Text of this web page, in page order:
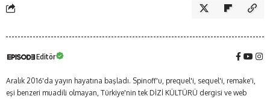
Editör
Aralık 2016'da yayın hayatına başladı. Spinoff'u, prequel'i, sequel'i, remake'i,
eşi benzeri muadili olmayan, Türkiye'nin tek DİZİ KÜLTÜRÜ dergisi ve web